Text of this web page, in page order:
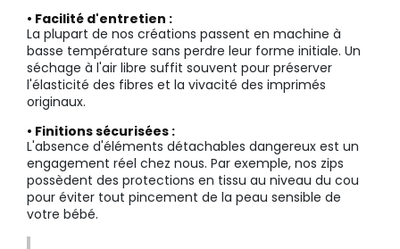
• Facilité d'entretien :
La plupart de nos créations passent en machine à
basse température sans perdre leur forme initiale. Un
séchage à l'air libre suffit souvent pour préserver
l'élasticité des fibres et la vivacité des imprimés
originaux.
• Finitions sécurisées :
L'absence d'éléments détachables dangereux est un
engagement réel chez nous. Par exemple, nos zips
possèdent des protections en tissu au niveau du cou
pour éviter tout pincement de la peau sensible de
votre bébé.